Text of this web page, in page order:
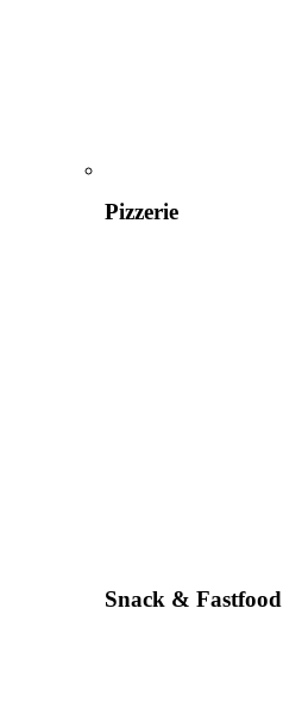
Pizzerie
Snack & Fastfood